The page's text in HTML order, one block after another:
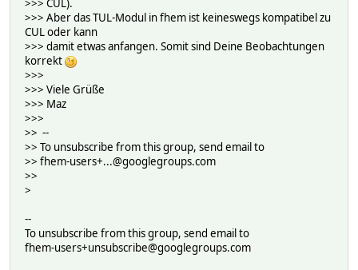
>>> CUL).
>>> Aber das TUL-Modul in fhem ist keineswegs kompatibel zu
CUL oder kann
>>> damit etwas anfangen. Somit sind Deine Beobachtungen
korrekt
>>>
>>> Viele Grüße
>>> Maz
>>>
>> --
>> To unsubscribe from this group, send email to
>> fhem-users+...@googlegroups.com
>>
>
--
To unsubscribe from this group, send email to
fhem-users+unsubscribe@googlegroups.com